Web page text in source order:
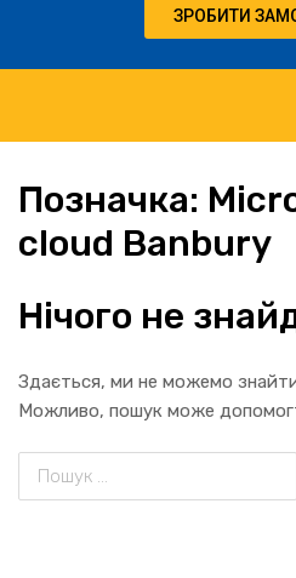
ЗРОБИТИ
Позначка:
cloud Banbury
Нічого не
Здається, ми не можемо
Можливо, пошук може